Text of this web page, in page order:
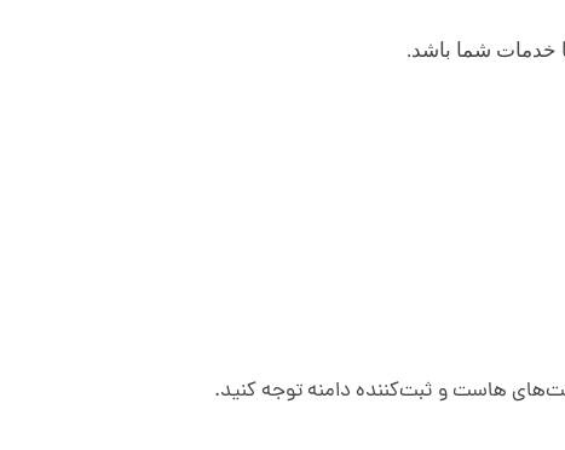
خدمات شما باشد.
هاست و ثبت‌کننده دامنه توجه کنید.